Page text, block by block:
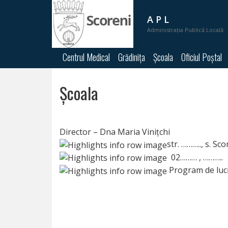
PRIMĂRIA
CONSILIUL
LOCAL
TRANSPARENȚĂ
A P L
Administrația Publică Locală
Centrul Medical Grădinița Școala Oficiul Poștal
Școala
Director – Dna Maria Vinițchi
str. ……….., s.
02……… , ………..
Program de